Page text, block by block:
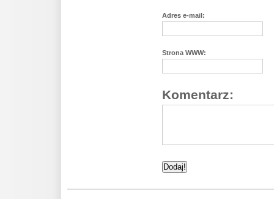
Adres e-mail:
Strona WWW:
Komentarz: